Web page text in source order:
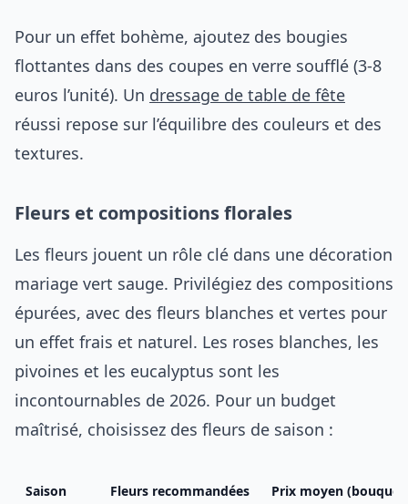
Pour un effet bohème, ajoutez des bougies
flottantes dans des coupes en verre soufflé (3-8
euros l’unité). Un dressage de table de fête
réussi repose sur l’équilibre des couleurs et des
textures.
Fleurs et compositions florales
Les fleurs jouent un rôle clé dans une décoration
mariage vert sauge. Privilégiez des compositions
épurées, avec des fleurs blanches et vertes pour
un effet frais et naturel. Les roses blanches, les
pivoines et les eucalyptus sont les
incontournables de 2026. Pour un budget
maîtrisé, choisissez des fleurs de saison :
Saison Fleurs recommandées Prix moyen